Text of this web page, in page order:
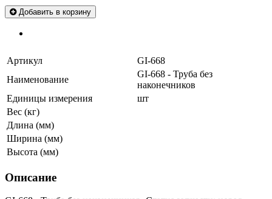
Добавить в корзину
Артикул
GI-668
Наименование
GI-668 - Труба без
наконечников
Единицы измерения
шт
Вес (кг)
Длина (мм)
Ширина (мм)
Высота (мм)
Описание